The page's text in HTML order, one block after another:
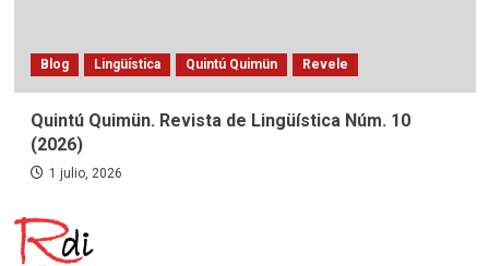
Blog Lingüística Quintú Quimün Revele
Quintú Quimün. Revista de Lingüística Núm. 10
(2026)
1 julio, 2026